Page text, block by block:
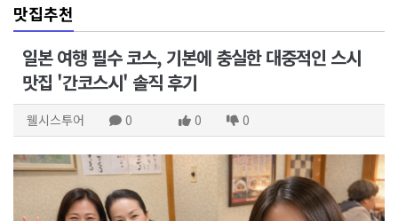
맛집추천
일본 여행 필수 코스, 기본에 충실한 대중적인 스시
맛집 '간코스시' 솔직 후기
웰시스투어 0 0 0